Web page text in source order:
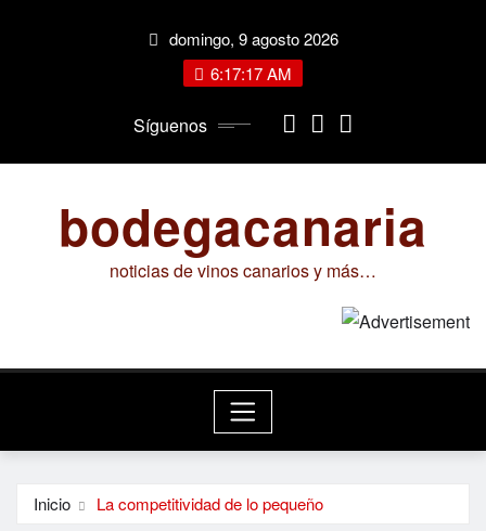
domingo, 9 agosto 2026
6:17:17 AM
Síguenos
bodegacanaria
noticias de vinos canarios y más…
Inicio La competitividad de lo pequeño